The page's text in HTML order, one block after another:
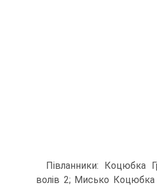
Півланники: Коцюбка
волів 2; Мисько Ко­цюбка